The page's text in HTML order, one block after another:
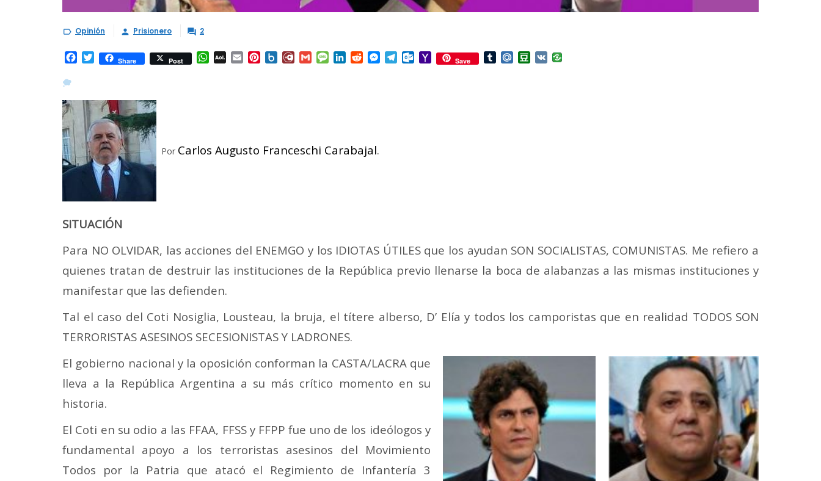
 Opinión  Prisionero  2
Facebook
TwitterShare Post WhatsApp
AOL EmailPinterest
Box.netDiary.Ru
GmailMessage
LinkedIn
RedditMessenger
Telegram
Outlook.com
Yahoo
Mail
Save TumblrMail.RuDouban
VK
Por Carlos Augusto Franceschi Carabajal.
SITUACIÓN
Para NO OLVIDAR, las acciones del ENEMGO y los IDIOTAS ÚTILES que los ayudan SON SOCIALISTAS, COMUNISTAS. Me refiero a
quienes tratan de destruir las instituciones de la República previo llenarse la boca de alabanzas a las mismas instituciones y
manifestar que las defienden.
Tal el caso del Coti Nosiglia, Lousteau, la bruja, el títere alberso, D’ Elía y todos los camporistas que en realidad TODOS SON
TERRORISTAS ASESINOS SECESIONISTAS Y LADRONES.
El gobierno nacional y la oposición conforman la CASTA/LACRA que
lleva a la República Argentina a su más crítico momento en su
historia.
El Coti en su odio a las FFAA, FFSS y FFPP fue uno de los ideólogos y
fundamental apoyo a los terroristas asesinos del Movimiento
Todos por la Patria que atacó el Regimiento de Infantería 3